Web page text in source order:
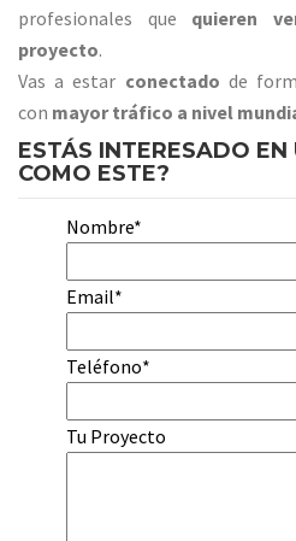
profesionales que quieren
proyecto.
Vas a estar conectado de
con mayor tráfico a nivel
ESTÁS INTERESADO EN
COMO ESTE?
Nombre*
Email*
Teléfono*
Tu Proyecto